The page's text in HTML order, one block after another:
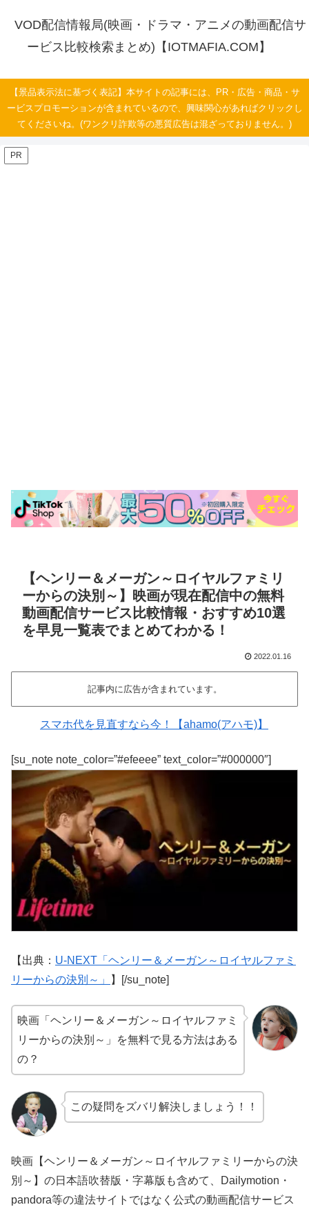
VOD配信情報局(映画・ドラマ・アニメの動画配信サ
ービス比較検索まとめ)【IOTMAFIA.COM】
【景品表示法に基づく表記】本サイトの記事には、PR・広告・商品・サ
ービスプロモーションが含まれているので、興味関心があればクリックし
てくださいね。(ワンクリ詐欺等の悪質広告は混ざっておりません。)
PR
【ヘンリー＆メーガン～ロイヤルファミリ
ーからの決別～】映画が現在配信中の無料
動画配信サービス比較情報・おすすめ10選
を早見一覧表でまとめてわかる！
2022.01.16
記事内に広告が含まれています。
スマホ代を見直すなら今！【ahamo(アハモ)】
[su_note note_color=”#efeeee” text_color=”#000000″]
【出典： U-NEXT「ヘンリー＆メーガン～ロイヤルファミ
リーからの決別～」
】[/su_note]
映画「ヘンリー＆メーガン～ロイヤルファミ
リーからの決別～」を無料で見る方法はある
の？
この疑問をズバリ解決しましょう！！
映画【ヘンリー＆メーガン～ロイヤルファミリーからの決
別～】の日本語吹替版・字幕版も含めて、Dailymotion・
pandora等の違法サイトではなく公式の動画配信サービス